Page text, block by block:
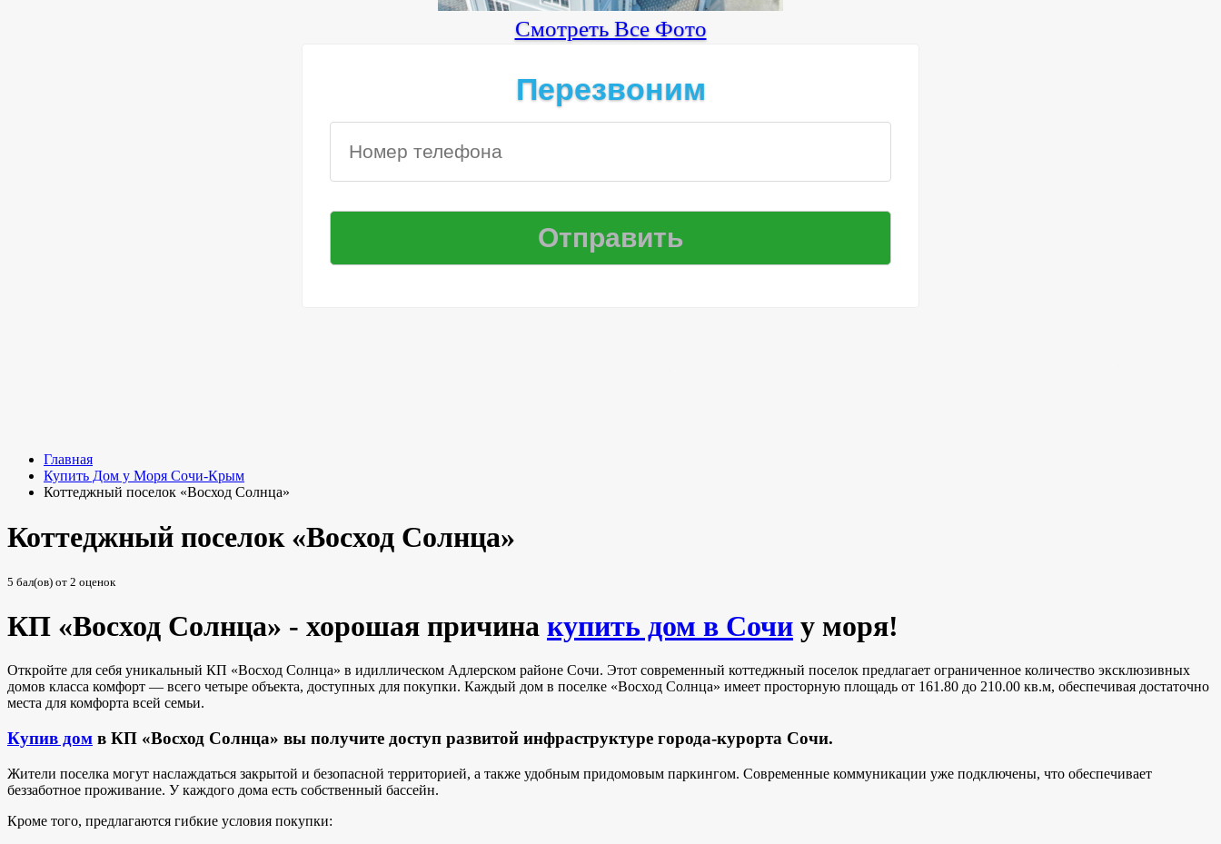
Смотреть Все Фото
Перезвоним
Главная
Купить Дом у Моря Сочи-Крым
Коттеджный поселок «Восход Солнца»
Коттеджный поселок «Восход Солнца»
5 бал(ов) от 2 оценок
КП «Восход Солнца» - хорошая причина купить дом в Сочи у моря!
Откройте для себя уникальный КП «Восход Солнца» в идиллическом Адлерском районе Сочи. Этот современный коттеджный поселок предлагает ограниченное количество эксклюзивных
домов класса комфорт — всего четыре объекта, доступных для покупки. Каждый дом в поселке «Восход Солнца» имеет просторную площадь от 161.80 до 210.00 кв.м, обеспечивая достаточно
места для комфорта всей семьи.
Купив дом в КП «Восход Солнца» вы получите доступ развитой инфраструктуре города-курорта Сочи.
Жители поселка могут наслаждаться закрытой и безопасной территорией, а также удобным придомовым паркингом. Современные коммуникации уже подключены, что обеспечивает
беззаботное проживание. У каждого дома есть собственный бассейн.
Кроме того, предлагаются гибкие условия покупки: